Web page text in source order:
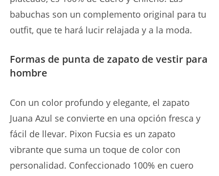
babuchas son un complemento original para tu
outfit, que te hará lucir relajada y a la moda.
Formas de punta de zapato de vestir para
hombre
Con un color profundo y elegante, el zapato
Juana Azul se convierte en una opción fresca y
fácil de llevar. Pixon Fucsia es un zapato
vibrante que suma un toque de color con
personalidad. Confeccionado 100% en cuero